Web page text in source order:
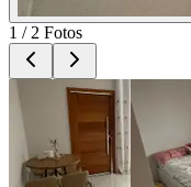
1 / 2 Fotos